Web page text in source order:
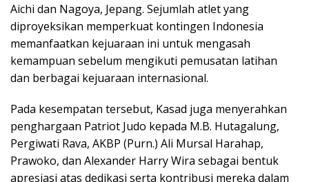
Aichi dan Nagoya, Jepang. Sejumlah atlet yang
diproyeksikan memperkuat kontingen Indonesia
memanfaatkan kejuaraan ini untuk mengasah
kemampuan sebelum mengikuti pemusatan latihan
dan berbagai kejuaraan internasional.
Pada kesempatan tersebut, Kasad juga menyerahkan
penghargaan Patriot Judo kepada M.B. Hutagalung,
Pergiwati Rava, AKBP (Purn.) Ali Mursal Harahap,
Prawoko, dan Alexander Harry Wira sebagai bentuk
apresiasi atas dedikasi serta kontribusi mereka dalam